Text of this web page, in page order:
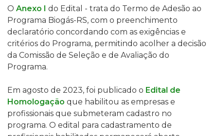
O Anexo I do Edital - trata do Termo de Adesão ao
Programa Biogás-RS, com o preenchimento
declaratório concordando com as exigências e
critérios do Programa, permitindo acolher a decisão
da Comissão de Seleção e de Avaliação do
Programa.
Em agosto de 2023, foi publicado o Edital de
Homologação que habilitou as empresas e
profissionais que submeteram cadastro no
programa. O edital para cadastramento de